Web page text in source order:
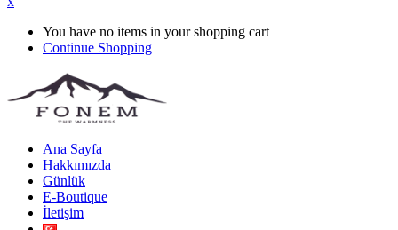
You have no items in your shopping cart
Continue Shopping
Ana Sayfa
Hakkımızda
Günlük
E-Boutique
İletişim